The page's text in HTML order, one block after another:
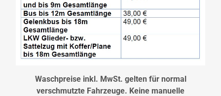
Waschpreise inkl. MwSt. gelten für normal
verschmutzte Fahrzeuge. Keine manuelle